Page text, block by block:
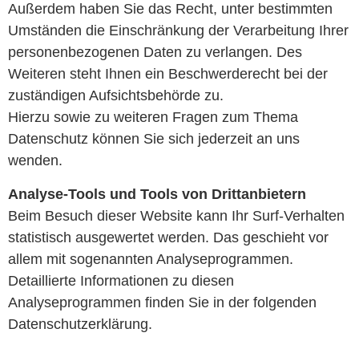
Außerdem haben Sie das Recht, unter bestimmten
Umständen die Einschränkung der Verarbeitung Ihrer
personenbezogenen Daten zu verlangen. Des
Weiteren steht Ihnen ein Beschwerderecht bei der
zuständigen Aufsichtsbehörde zu.
Hierzu sowie zu weiteren Fragen zum Thema
Datenschutz können Sie sich jederzeit an uns
wenden.
Analyse-Tools und Tools von Drittanbietern
Beim Besuch dieser Website kann Ihr Surf-Verhalten
statistisch ausgewertet werden. Das geschieht vor
allem mit sogenannten Analyseprogrammen.
Detaillierte Informationen zu diesen
Analyseprogrammen finden Sie in der folgenden
Datenschutzerklärung.